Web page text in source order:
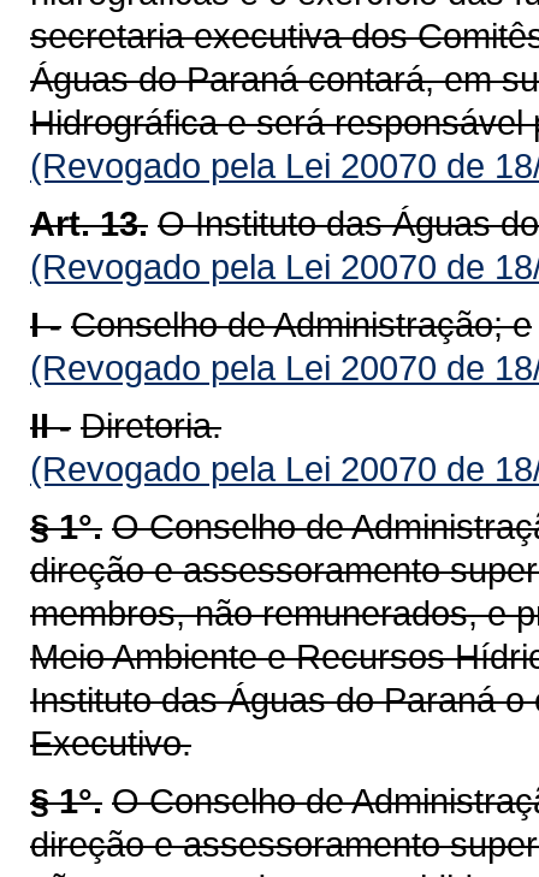
secretaria executiva dos
Águas do Paraná contará, em
Hidrográfica e será responsável
(Revogado pela Lei 20070 de
Art. 13. O Instituto das Águas
(Revogado pela Lei 20070 de
I - Conselho de Administração; e
(Revogado pela Lei 20070 de
II - Diretoria.
(Revogado pela Lei 20070 de
§ 1°. O Conselho de
direção e assessoramento
membros, não remunerados, e
Meio Ambiente e Recursos
Instituto das Águas do Paraná
Executivo.
§ 1°. O Conselho de
direção e assessoramento